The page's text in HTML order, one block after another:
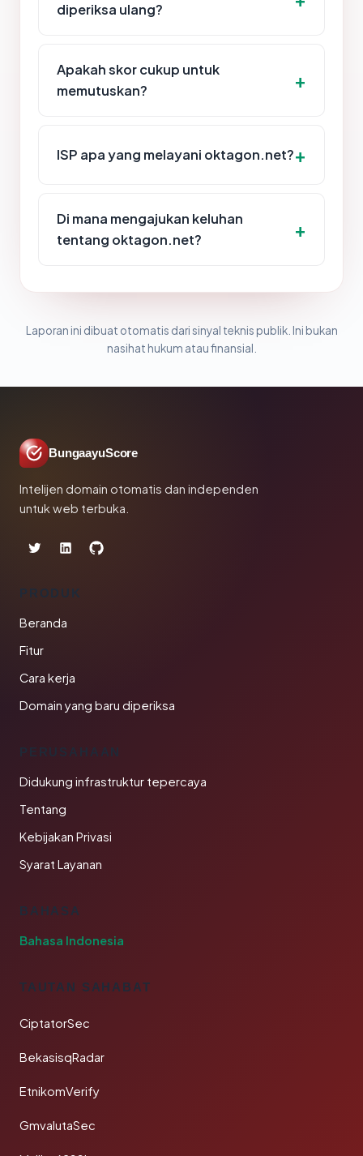
diperiksa ulang?
Apakah skor cukup untuk
memutuskan?
ISP apa yang melayani oktagon.net?
Di mana mengajukan keluhan
tentang oktagon.net?
Laporan ini dibuat otomatis dari sinyal teknis publik. Ini bukan
nasihat hukum atau finansial.
BungaayuScore
Intelijen domain otomatis dan independen
untuk web terbuka.
PRODUK
Beranda
Fitur
Cara kerja
Domain yang baru diperiksa
PERUSAHAAN
Didukung infrastruktur tepercaya
Tentang
Kebijakan Privasi
Syarat Layanan
BAHASA
Bahasa Indonesia
TAUTAN SAHABAT
CiptatorSec
BekasisqRadar
EtnikomVerify
GmvalutaSec